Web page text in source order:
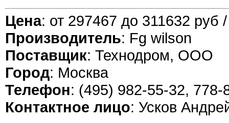
Цена: от 297467 до 311632 руб
Производитель: Fg wilson
Поставщик: Технодром, ООО
Город: Москва
Телефон: (495) 982-55-32, 778-
Контактное лицо: Усков